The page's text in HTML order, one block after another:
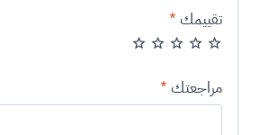
تقييمك *
مراجعتك *